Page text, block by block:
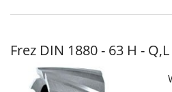
Frez DIN 1880 - 63 H -